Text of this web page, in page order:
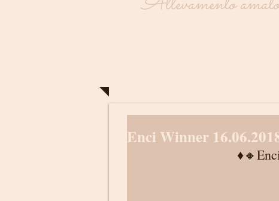
Enci Winner